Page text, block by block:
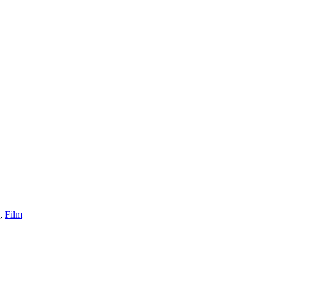
, Film